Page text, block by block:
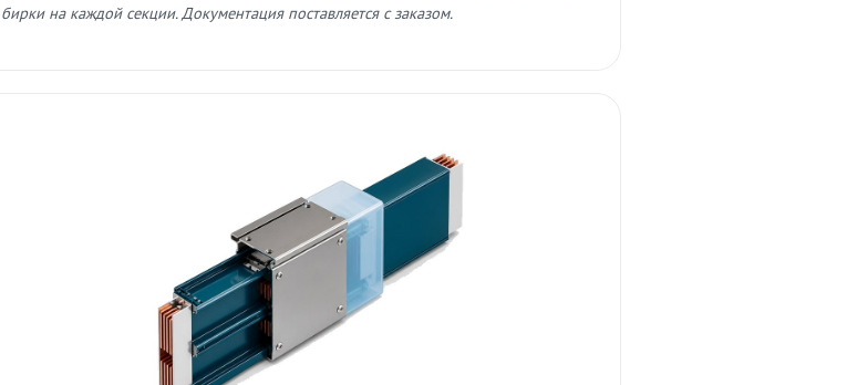
бирки на каждой секции. Документация поставляется с заказом.